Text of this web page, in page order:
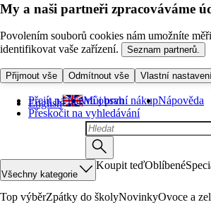
My a naši partneři zpracováváme
Povolením souborů cookies nám umožníte
identifikovat vaše zařízení.
Seznam partnerů.
Přijmout vše Odmítnout vše Vlastní
Přejít na hlavní obsah
Přeskočit na vyhledávání
English Můj první nákupNápověda
Všechny kategorie
Koupit teďOblíbené
Top výběrZpátky do školyNovinkyOvoce a